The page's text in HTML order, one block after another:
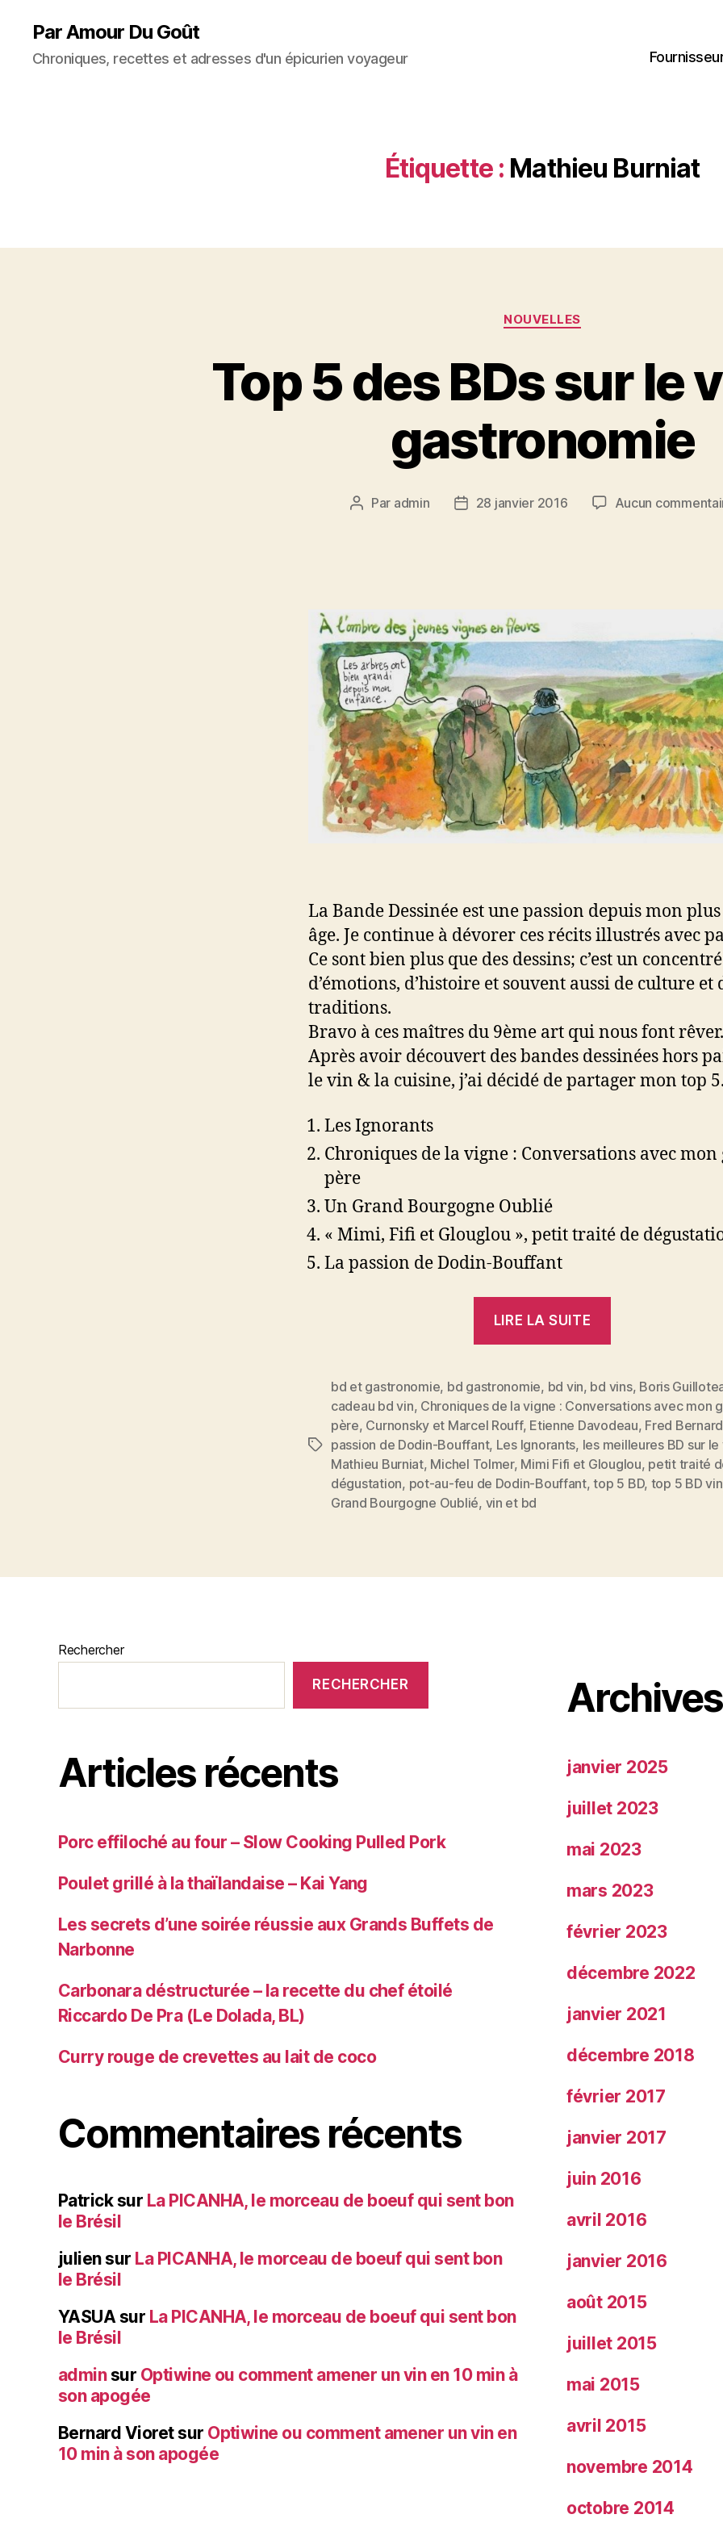
Par Amour Du Goût
Chroniques, recettes et adresses d'un épicurien voyageur
Étiquette : Mathieu Burniat
Catégories
NOUVELLES
Top 5 des BDs sur le
gastronomie
Auteur
Par admin
Date28 janvier 2016 Aucun
La Bande Dessinée est une passion depuis mon
âge. Je continue à dévorer ces récits illustrés avec
Ce sont bien plus que des dessins; c’est un concentré
d’émotions, d’histoire et souvent aussi de culture et
traditions.
Bravo à ces maîtres du 9ème art qui nous font rêver.
Après avoir découvert des bandes dessinées hors
le vin & la cuisine, j’ai décidé de partager mon top 5.
Les Ignorants
Chroniques de la vigne : Conversations avec
père
Un Grand Bourgogne Oublié
« Mimi, Fifi et Glouglou », petit traité de
La passion de Dodin-Bouffant
LIRE LA SUITE
BDs
sur
le
vin
et
Étiquettes
bd et gastronomie, bd gastronomie, bd vin, bd vins, Boris
cadeau bd vin, Chroniques de la vigne : Conversations avec mon
père, Curnonsky et Marcel Rouff, Etienne Davodeau, Fred Bernard
passion de Dodin-Bouffant, Les Ignorants, les meilleures BD sur le
Mathieu Burniat, Michel Tolmer, Mimi Fifi et Glouglou, petit traité
dégustation, pot-au-feu de Dodin-Bouffant,top 5 BD, top 5 BD vin
Grand Bourgogne Oublié, vin et bd
Rechercher
RECHERCHER
Articles récents
Porc effiloché au four – Slow Cooking Pulled Pork
Poulet grillé à la thaïlandaise – Kai Yang
Les secrets d’une soirée réussie aux Grands Buffets de
Narbonne
Carbonara déstructurée – la recette du chef étoilé
Riccardo De Pra (Le Dolada, BL)
Curry rouge de crevettes au lait de coco
Commentaires récents
Patricksur La PICANHA, le morceau de boeuf qui sent bon
le Brésil
juliensur La PICANHA, le morceau de boeuf qui sent bon
le Brésil
YASUAsur La PICANHA, le morceau de boeuf qui sent bon
le Brésil
adminsur Optiwine ou comment amener un vin en 10 min à
son apogée
Bernard Vioretsur Optiwine ou comment amener un vin en
10 min à son apogée
Archives
janvier 2025
juillet 2023
mai 2023
mars 2023
février 2023
décembre 2022
janvier 2021
décembre 2018
février 2017
janvier 2017
juin 2016
avril 2016
janvier 2016
août 2015
juillet 2015
mai 2015
avril 2015
novembre 2014
octobre 2014